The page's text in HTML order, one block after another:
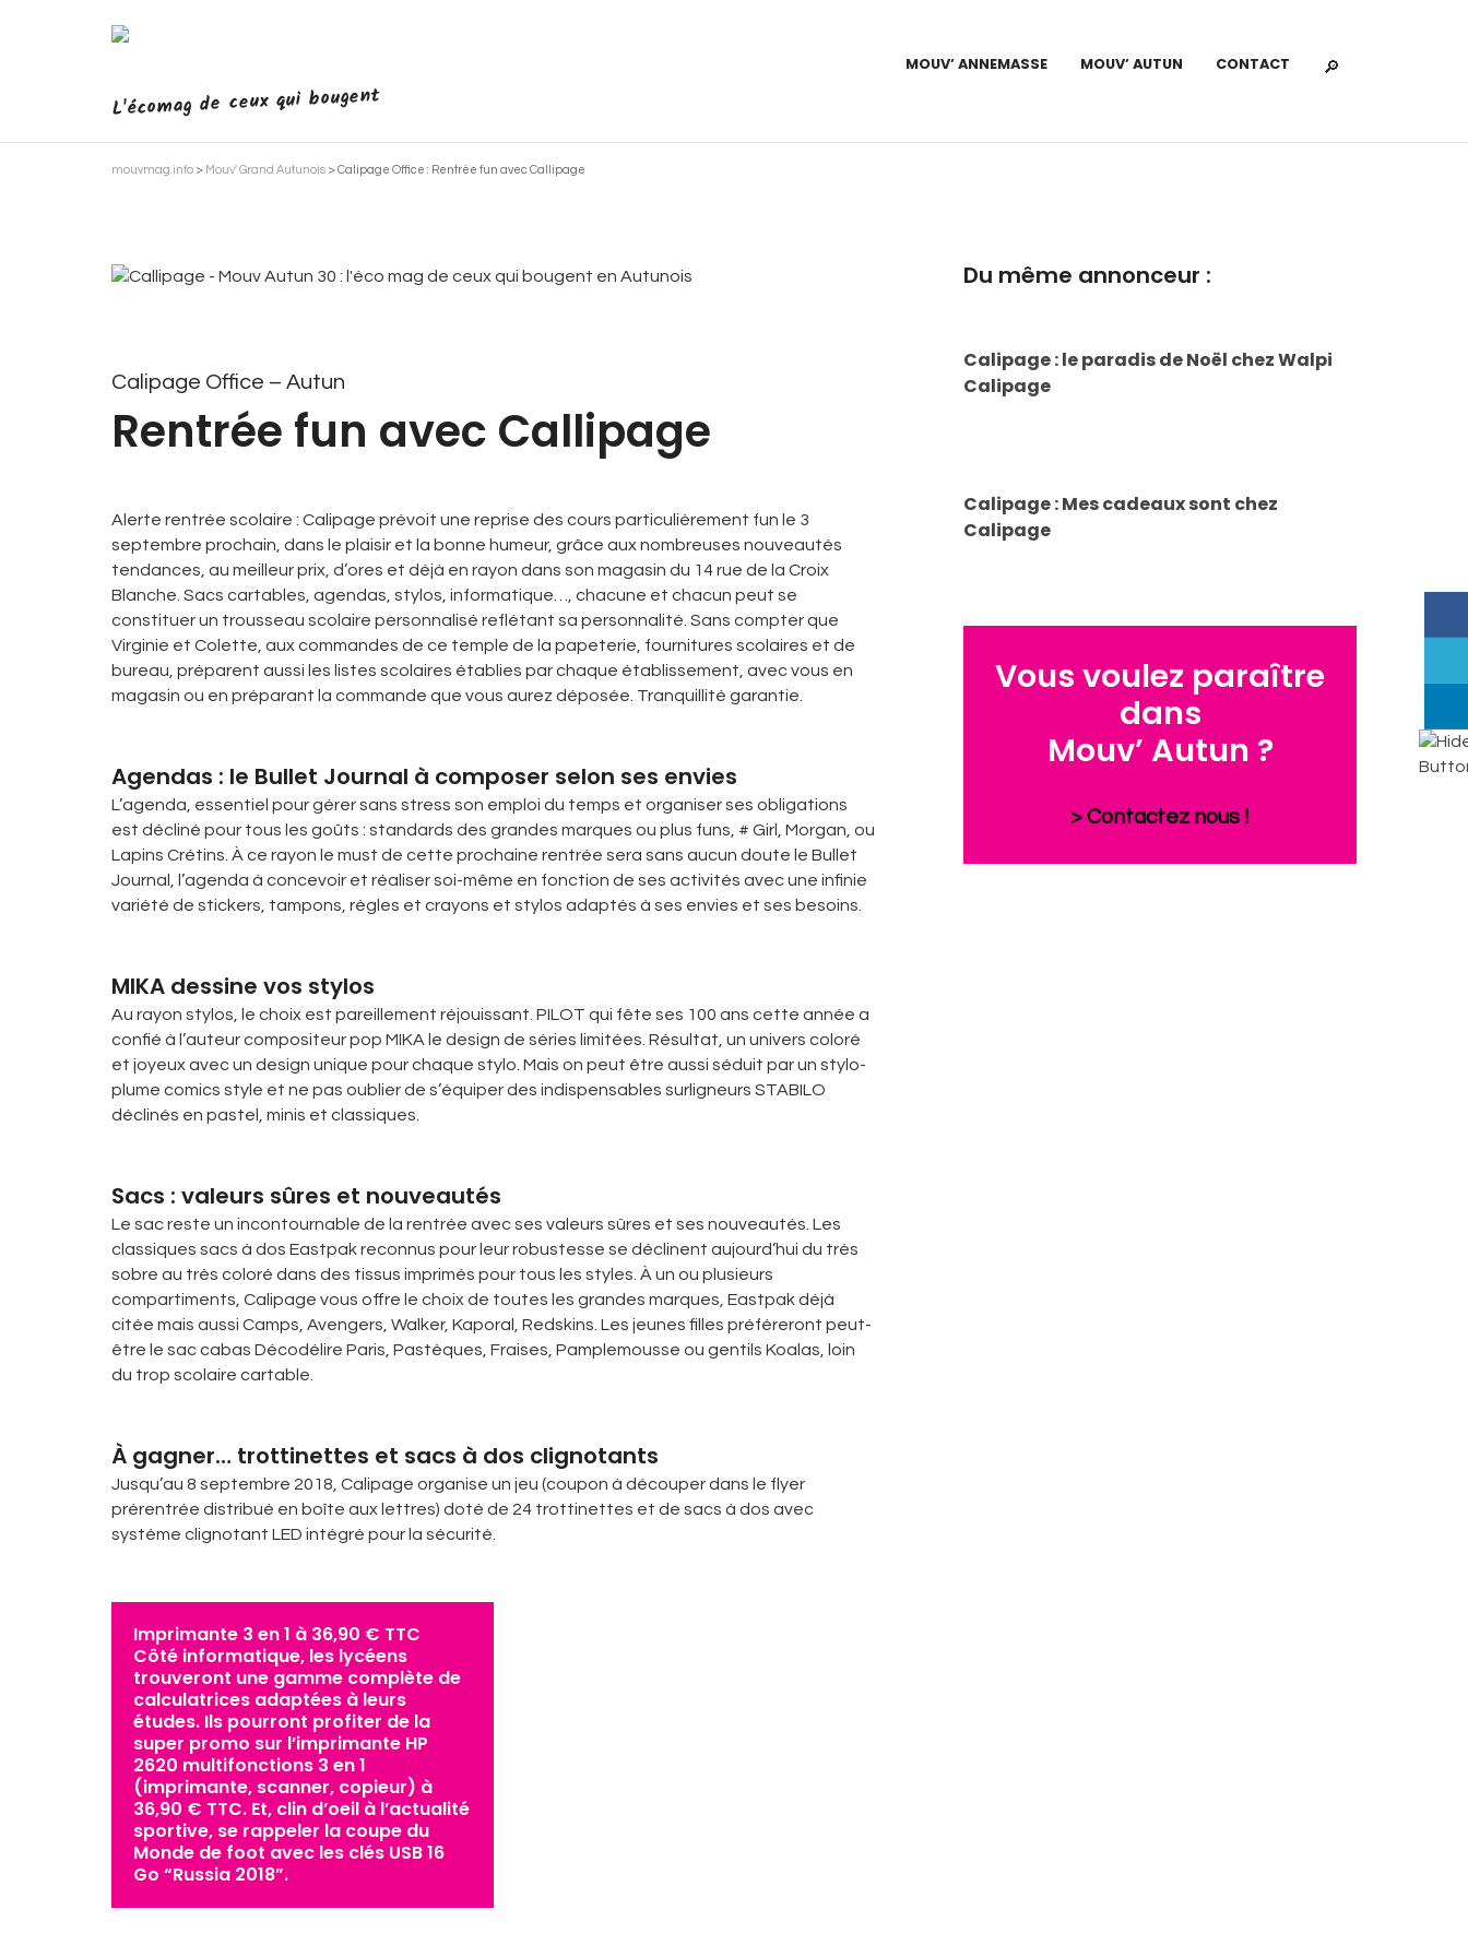
L'écomag de ceux qui bougent
MOUV’ ANNEMASSE MOUV’ AUTUN CONTACT
mouvmag.info > Mouv' Grand Autunois >Calipage Office : Rentrée fun avec Callipage
Calipage Office – Autun
Rentrée fun avec Callipage
Alerte rentrée scolaire : Calipage prévoit une reprise des cours particulièrement fun le 3
septembre prochain, dans le plaisir et la bonne humeur, grâce aux nombreuses nouveautés
tendances, au meilleur prix, d’ores et déjà en rayon dans son magasin du 14 rue de la Croix
Blanche. Sacs cartables, agendas, stylos, informatique…, chacune et chacun peut se
constituer un trousseau scolaire personnalisé reflétant sa personnalité. Sans compter que
Virginie et Colette, aux commandes de ce temple de la papeterie, fournitures scolaires et de
bureau, préparent aussi les listes scolaires établies par chaque établissement, avec vous en
magasin ou en préparant la commande que vous aurez déposée. Tranquillité garantie.
Agendas : le Bullet Journal à composer selon ses envies
L’agenda, essentiel pour gérer sans stress son emploi du temps et organiser ses obligations
est décliné pour tous les goûts : standards des grandes marques ou plus funs, # Girl, Morgan, ou
Lapins Crétins. À ce rayon le must de cette prochaine rentrée sera sans aucun doute le Bullet
Journal, l’agenda à concevoir et réaliser soi-même en fonction de ses activités avec une infinie
variété de stickers, tampons, règles et crayons et stylos adaptés à ses envies et ses besoins.
MIKA dessine vos stylos
Au rayon stylos, le choix est pareillement réjouissant. PILOT qui fête ses 100 ans cette année a
confié à l’auteur compositeur pop MIKA le design de séries limitées. Résultat, un univers coloré
et joyeux avec un design unique pour chaque stylo. Mais on peut être aussi séduit par un stylo-
plume comics style et ne pas oublier de s’équiper des indispensables surligneurs STABILO
déclinés en pastel, minis et classiques.
Sacs : valeurs sûres et nouveautés
Le sac reste un incontournable de la rentrée avec ses valeurs sûres et ses nouveautés. Les
classiques sacs à dos Eastpak reconnus pour leur robustesse se déclinent aujourd’hui du très
sobre au très coloré dans des tissus imprimés pour tous les styles. À un ou plusieurs
compartiments, Calipage vous offre le choix de toutes les grandes marques, Eastpak déjà
citée mais aussi Camps, Avengers, Walker, Kaporal, Redskins. Les jeunes filles préféreront peut-
être le sac cabas Décodélire Paris, Pastèques, Fraises, Pamplemousse ou gentils Koalas, loin
du trop scolaire cartable.
À gagner… trottinettes et sacs à dos clignotants
Jusqu’au 8 septembre 2018, Calipage organise un jeu (coupon à découper dans le flyer
prérentrée distribué en boîte aux lettres) doté de 24 trottinettes et de sacs à dos avec
système clignotant LED intégré pour la sécurité.
Imprimante 3 en 1 à 36,90 € TTC
Côté informatique, les lycéens
trouveront une gamme complète de
calculatrices adaptées à leurs
études. Ils pourront profiter de la
super promo sur l’imprimante HP
2620 multifonctions 3 en 1
(imprimante, scanner, copieur) à
36,90 € TTC. Et, clin d’oeil à l’actualité
sportive, se rappeler la coupe du
Monde de foot avec les clés USB 16
Go “Russia 2018”.
Du même annonceur :
Calipage : le paradis de Noël chez Walpi
Calipage
Calipage : Mes cadeaux sont chez
Calipage
Vous voulez paraître
dans
Mouv’ Autun ?
> Contactez nous !